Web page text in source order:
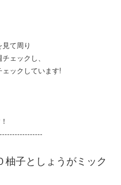
て周り
ェックし、
ックしています!
柚子としょうがミック